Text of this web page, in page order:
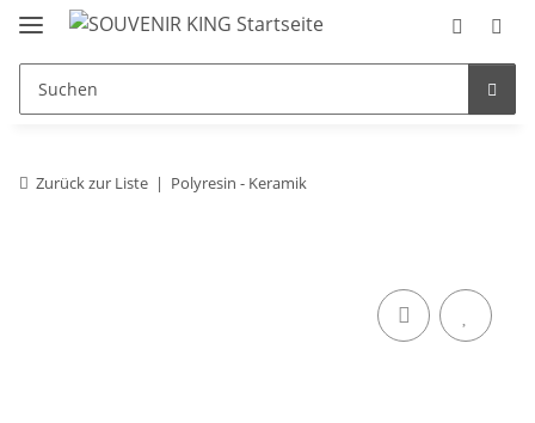
Zurück zur Liste Polyresin - Keramik